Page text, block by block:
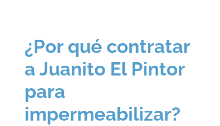
¿Por qué contratar
a Juanito El Pintor
para
impermeabilizar?